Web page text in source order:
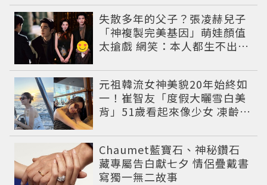
失散多年的父子？張凌赫兒子
「神複製完美基因」萌娃顏值
太搶戲 網笑：本人都生不出這
元祖韓流女神美貌20年始終如
一！崔智友「度假大曬雪白美
背」51歲看起來像少女 凍齡近
Chaumet藍寶石、神秘鑽石
藏專屬告白獻七夕 情侶疊戴書
寫獨一無二故事